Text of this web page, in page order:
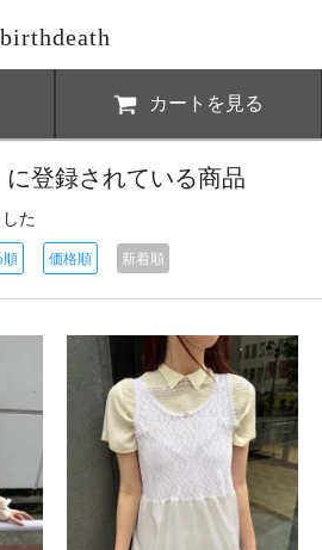
birthdeath
カートを見る
に登録されている商品
た
順 価格順 新着順